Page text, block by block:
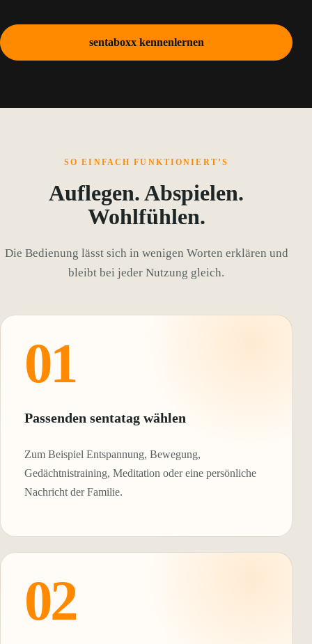
sentaboxx kennenlernen
SO EINFACH FUNKTIONIERT’S
Auflegen. Abspielen.
Wohlfühlen.
Die Bedienung lässt sich in wenigen Worten erklären und
bleibt bei jeder Nutzung gleich.
01
Passenden sentatag wählen
Zum Beispiel Entspannung, Bewegung,
Gedächtnistraining, Meditation oder eine persönliche
Nachricht der Familie.
02